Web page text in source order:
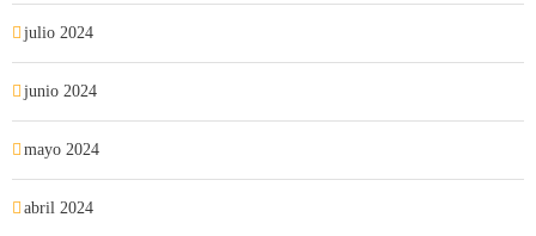
julio 2024
junio 2024
mayo 2024
abril 2024